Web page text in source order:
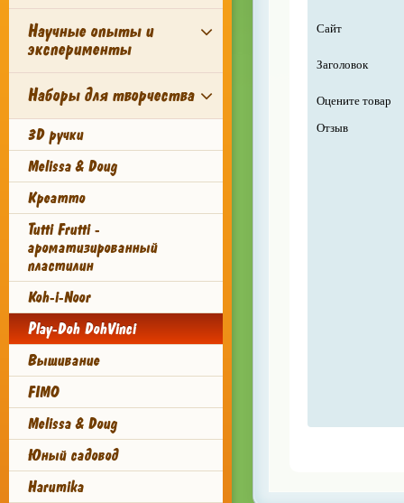
Научные опыты и
эксперименты
Наборы для творчества
3D ручки
Melissa & Doug
Креатто
Tutti Frutti -
ароматизированный
пластилин
Koh-i-Noor
Play-Doh DohVinci
Вышивание
FIMO
Melissa & Doug
Юный садовод
Harumika
Сайт
Заголовок
Оцените товар
Отзыв